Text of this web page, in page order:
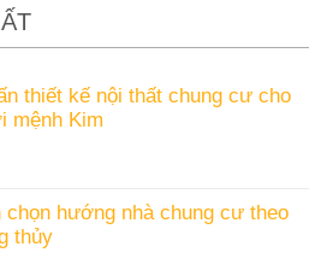
thiết kế nội thất chung cư cho
mệnh Kim
chọn hướng nhà chung cư theo
thủy